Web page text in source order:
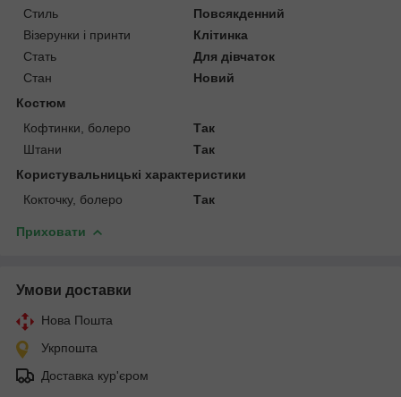
Стиль
Повсякденний
Візерунки і принти
Клітинка
Стать
Для дівчаток
Стан
Новий
Костюм
Кофтинки, болеро
Так
Штани
Так
Користувальницькі характеристики
Кокточку, болеро
Так
Приховати
Умови доставки
Нова Пошта
Укрпошта
Доставка кур'єром